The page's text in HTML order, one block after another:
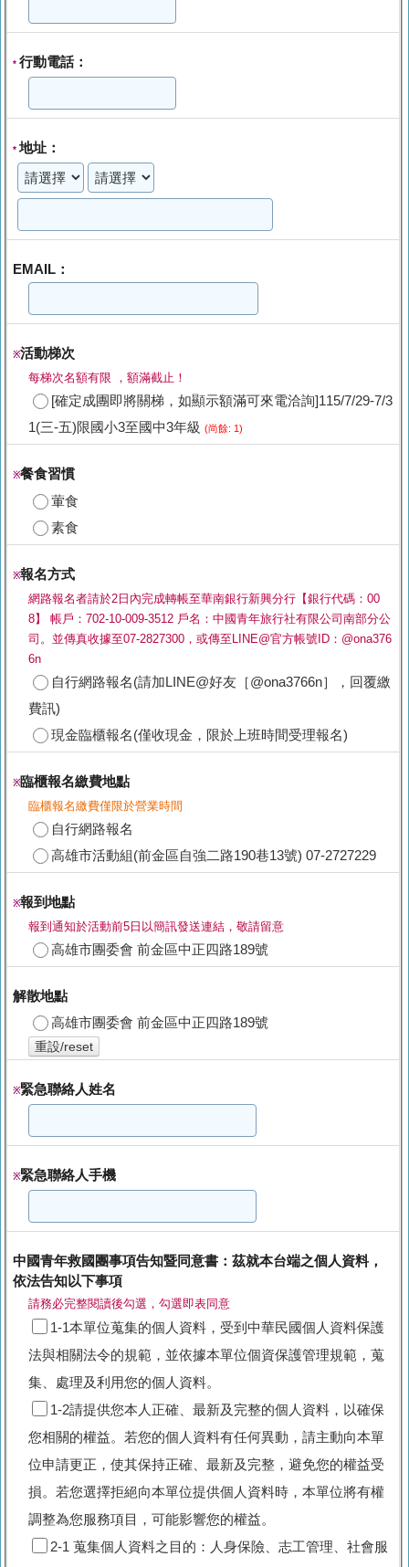
* 行動電話：
*地址：
EMAIL：
※活動梯次
每梯次名額有限 ，額滿截止！
[確定成團即將關梯，如顯示額滿可來電洽詢]115/7/29-7/3
1(三-五)限國小3至國中3年級 (尚餘: 1)
※餐食習慣
葷食
素食
※報名方式
網路報名者請於2日內完成轉帳至華南銀行新興分行【銀行代碼：00
8】 帳戶：702-10-009-3512 戶名：中國青年旅行社有限公司南部分公
司。並傳真收據至07-2827300，或傳至LINE@官方帳號ID：@ona376
6n
自行網路報名(請加LINE@好友［@ona3766n］，回覆繳
費訊)
現金臨櫃報名(僅收現金，限於上班時間受理報名)
※臨櫃報名繳費地點
臨櫃報名繳費僅限於營業時間
自行網路報名
高雄市活動組(前金區自強二路190巷13號) 07-2727229
※報到地點
報到通知於活動前5日以簡訊發送連結，敬請留意
高雄市團委會 前金區中正四路189號
解散地點
高雄市團委會 前金區中正四路189號
重設/reset
※緊急聯絡人姓名
※緊急聯絡人手機
中國青年救國團事項告知暨同意書：茲就本台端之個人資料，
依法告知以下事項
請務必完整閱讀後勾選，勾選即表同意
1-1本單位蒐集的個人資料，受到中華民國個人資料保護
法與相關法令的規範，並依據本單位個資保護管理規範，蒐
集、處理及利用您的個人資料。
1-2請提供您本人正確、最新及完整的個人資料，以確保
您相關的權益。若您的個人資料有任何異動，請主動向本單
位申請更正，使其保持正確、最新及完整，避免您的權益受
損。若您選擇拒絕向本單位提供個人資料時，本單位將有權
調整為您服務項目，可能影響您的權益。
2-1 蒐集個人資料之目的：人身保險、志工管理、社會服